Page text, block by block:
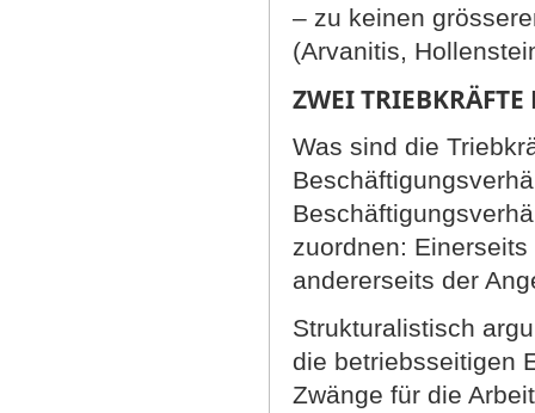
– zu keinen
(Arvanitis,
ZWEI
Was sind die
zuordnen:
andererseits der
Strukturalistisch
die betriebsseitigen
Zwänge für die